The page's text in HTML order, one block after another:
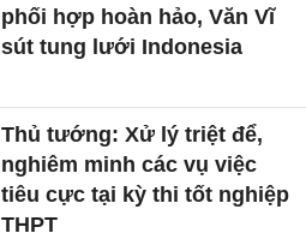
phối hợp hoàn hảo, Văn Vĩ
sút tung lưới Indonesia
Thủ tướng: Xử lý triệt để,
nghiêm minh các vụ việc
tiêu cực tại kỳ thi tốt nghiệp
THPT